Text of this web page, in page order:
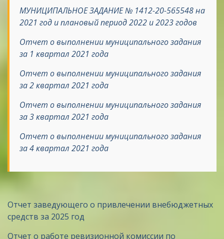
МУНИЦИПАЛЬНОЕ ЗАДАНИЕ № 1412-20-565548 на
2021 год и плановый период 2022 и 2023 годов
Отчет о выполнении муниципального задания
за 1 квартал 2021 года
Отчет о выполнении муниципального задания
за 2 квартал 2021 года
Отчет о выполнении муниципального задания
за 3 квартал 2021 года
Отчет о выполнении муниципального задания
за 4 квартал 2021 года
Отчет заведующего о привлечении внебюджетных
средств за 2025 год
Отчет о работе ревизионной комиссии по